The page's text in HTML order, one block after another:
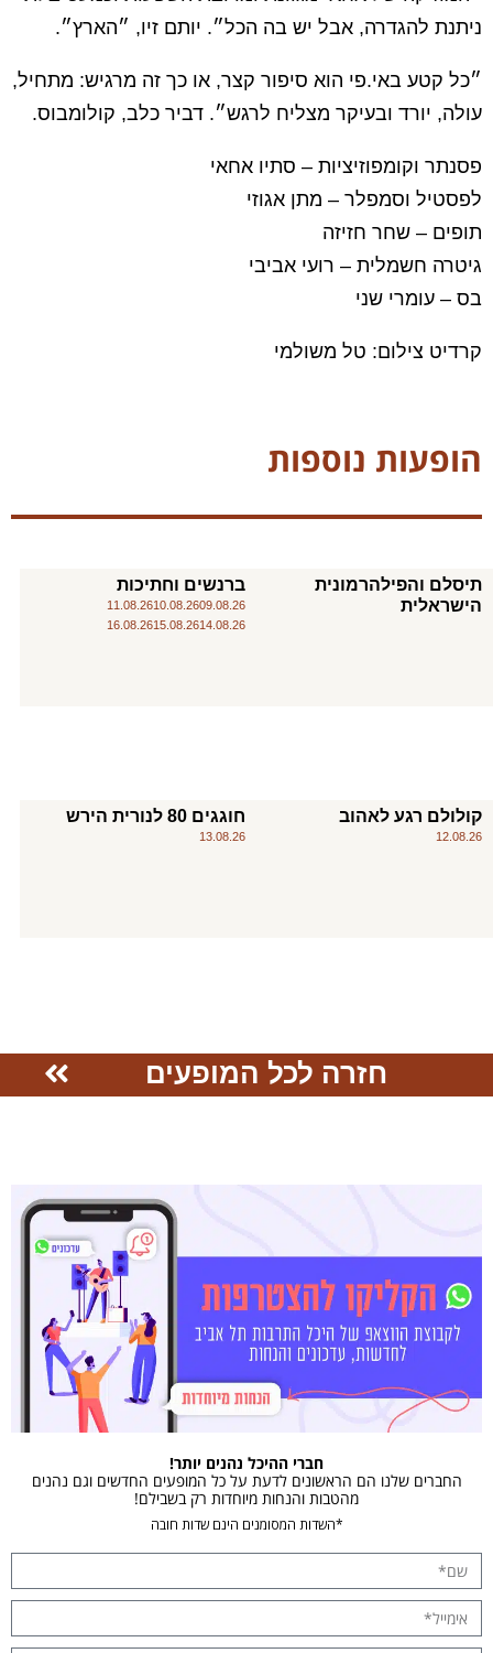
ניתנת להגדרה, אבל יש בה הכל״. יותם זיו, ״הארץ״.
״כל קטע באי.פי הוא סיפור קצר, או כך זה מרגיש: מתחיל,
עולה, יורד ובעיקר מצליח לרגש״. דביר כלב, קולומבוס.
פסנתר וקומפוזיציות – סתיו אחאי
לפסטיל וסמפלר – מתן אגוזי
תופים – שחר חזיזה
גיטרה חשמלית – רועי אביבי
בס – עומרי שני
קרדיט צילום: טל משולמי
הופעות נוספות
תיסלם והפילהרמונית
הישראלית
ברנשים וחתיכות
09.08.26
10.08.26
11.08.26
14.08.26
15.08.26
16.08.26
קולולם רגע לאהוב
12.08.26
חוגגים 80 לנורית הירש
13.08.26
חזרה לכל המופעים
חברי ההיכל נהנים יותר!
החברים שלנו הם הראשונים לדעת על כל המופעים החדשים וגם נהנים
מהטבות והנחות מיוחדות רק בשבילם!
*השדות המסומנים הינם שדות חובה